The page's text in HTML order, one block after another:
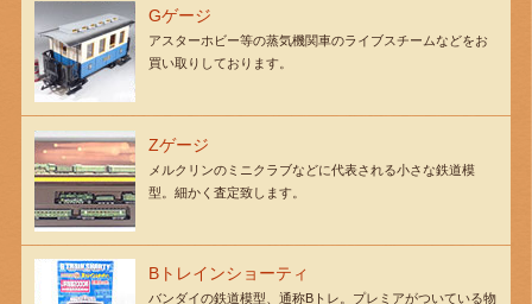
Gゲージ
アスターホビー等の蒸気機関車のライブスチームなどをお
買い取りしております。
Zゲージ
メルクリンのミニクラブなどに代表される小さな鉄道模
型。細かく査定致します。
Bトレインショーティ
バンダイの鉄道模型、通称Bトレ。プレミアがついている物